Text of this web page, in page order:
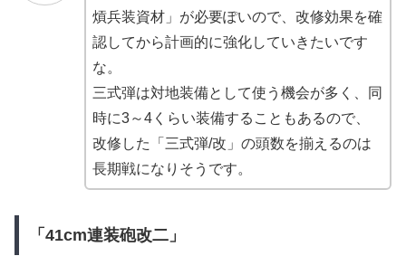
熕兵装資材」が必要ぽいので、改修効果を確
認してから計画的に強化していきたいです
な。
三式弾は対地装備として使う機会が多く、同
時に3～4くらい装備することもあるので、
改修した「三式弾/改」の頭数を揃えるのは
長期戦になりそうです。
「41cm連装砲改二」